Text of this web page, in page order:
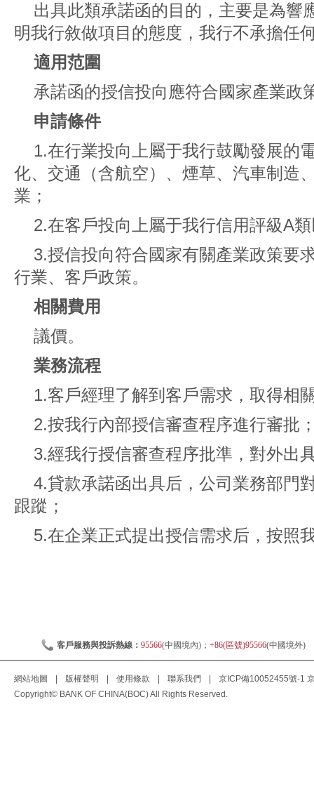
出具此類承諾函的目的，主要是為響
明我行敘做項目的態度，我行不承擔任
適用范圍
承諾函的授信投向應符合國家產業政
申請條件
1.在行業投向上屬于我行鼓勵發展的
化、交通（含航空）、煙草、汽車制造
業；
2.在客戶投向上屬于我行信用評級A
3.授信投向符合國家有關產業政策要
行業、客戶政策。
相關費用
議價。
業務流程
1.客戶經理了解到客戶需求，取得相
2.按我行內部授信審查程序進行審批
3.經我行授信審查程序批準，對外出
4.貸款承諾函出具后，公司業務部門
跟蹤；
5.在企業正式提出授信需求后，按照
客戶服務與投訴熱線： 95566(中國境內)； +86(區號)95566(中國境外)
網站地圖 版權聲明 使用條款 聯系我們 京ICP備10052455號-1
Copyright© BANK OF CHINA(BOC) All Rights Reserved.